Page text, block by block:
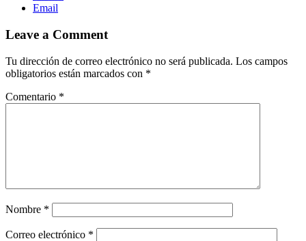
Email
Leave a Comment
Tu dirección de correo electrónico no será publicada. Los campos
obligatorios están marcados con *
Comentario *
Nombre *
Correo electrónico *